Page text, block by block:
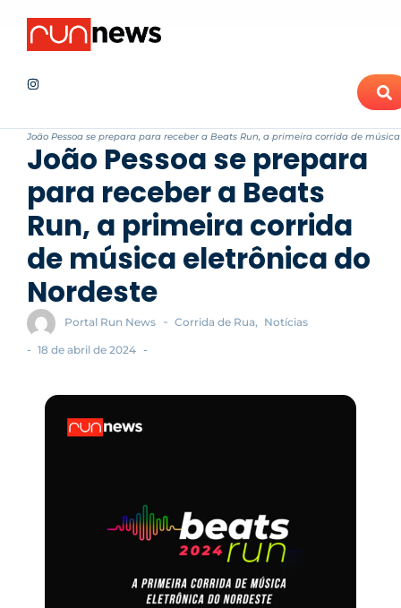
João Pessoa se prepara para receber a Beats Run, a primeira corrida de
João Pessoa se prepara
para receber a Beats
Run, a primeira corrida
de música eletrônica do
Nordeste
Portal Run News - Corrida de Rua, Notícias
- 18 de abril de 2024 -